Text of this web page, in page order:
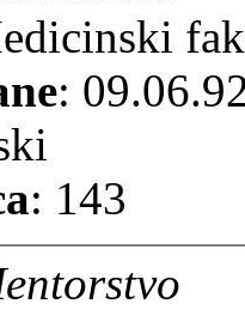
:
: 143